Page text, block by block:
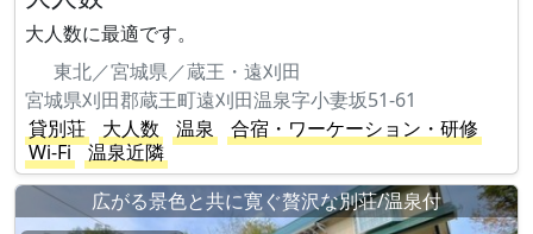
大人数に最適です。
東北／宮城県／蔵王・遠刈田
宮城県刈田郡蔵王町遠刈田温泉字小妻坂51-61
貸別荘
大人数 温泉
合宿・ワーケーション・研修
Wi-Fi
温泉近隣
広がる景色と共に寛ぐ贅沢な別荘/温泉付